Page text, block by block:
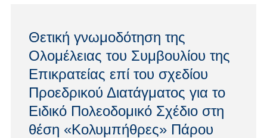
Θετική γνωμοδότηση της
Ολομέλειας του Συμβουλίου της
Επικρατείας επί του σχεδίου
Προεδρικού Διατάγματος για το
Ειδικό Πολεοδομικό Σχέδιο στη
θέση «Κολυμπήθρες» Πάρου